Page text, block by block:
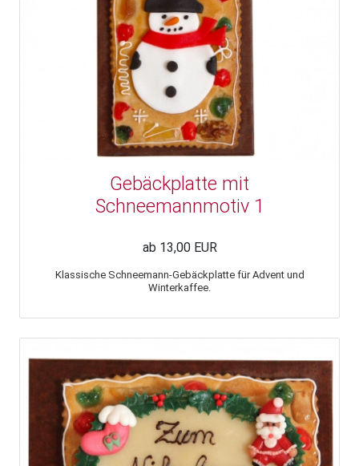
Gebäckplatte mit
Schneemannmotiv 1
ab 13,00 EUR
Klassische Schneemann-Gebäckplatte für Advent und
Winterkaffee.